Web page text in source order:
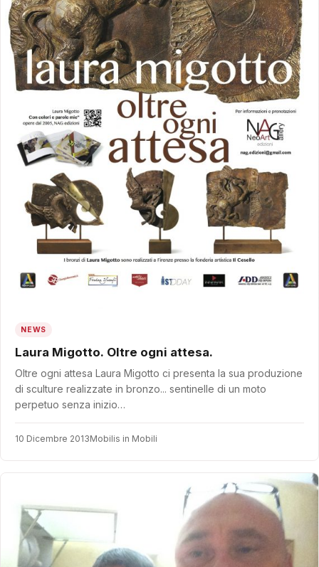
NEWS
Laura Migotto. Oltre ogni attesa.
Oltre ogni attesa Laura Migotto ci presenta la sua produzione
di sculture realizzate in bronzo... sentinelle di un moto
perpetuo senza inizio…
10 Dicembre 2013Mobilis in Mobili